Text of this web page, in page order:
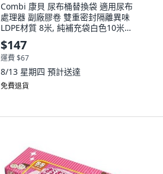
Combi 康貝 尿布桶替換袋 適用尿布
處理器 副廠膠卷 雙重密封隔離異味
LDPE材質 8米, 純補充袋白色10米,
白色
$147
運費 $67
8/13 星期四 預計送達
免費退貨